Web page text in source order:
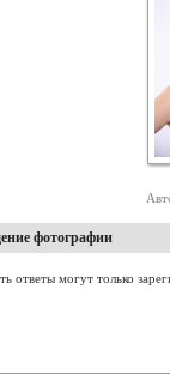
фотографии
ответы могут только